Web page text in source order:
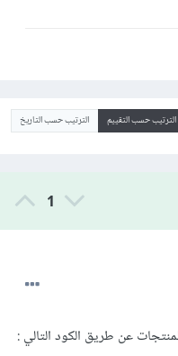
الترتيب حسب التقييم الترتيب حسب التاريخ
1